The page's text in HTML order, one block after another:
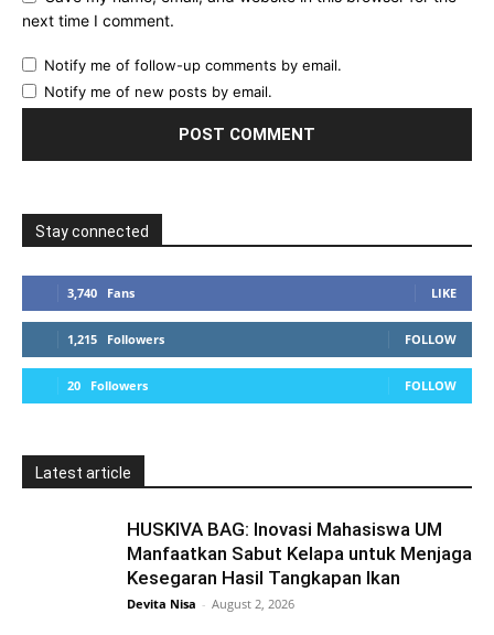
next time I comment.
Notify me of follow-up comments by email.
Notify me of new posts by email.
Stay connected
3,740 Fans LIKE
1,215 Followers FOLLOW
20 Followers FOLLOW
Latest article
HUSKIVA BAG: Inovasi Mahasiswa UM
Manfaatkan Sabut Kelapa untuk Menjaga
Kesegaran Hasil Tangkapan Ikan
Devita Nisa - August 2, 2026